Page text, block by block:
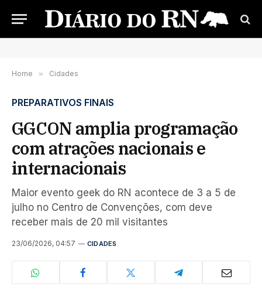
Home » Cidades
PREPARATIVOS FINAIS
GGCON amplia programação
com atrações nacionais e
internacionais
Maior evento geek do RN acontece de 3 a 5 de
julho no Centro de Convenções, com deve
receber mais de 20 mil visitantes
23/06/2026, 04:57 CIDADES